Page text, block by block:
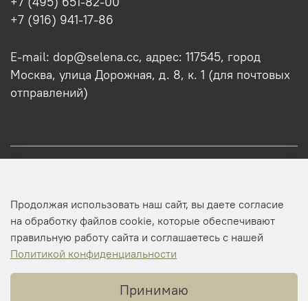
Оптовикам
Профиль
+7 (916) 941-17-86
E-mail: dop@selena.cc, адрес: 117545, город
Москва, улица Дорожная, д. 8, к. 1 (для почтовых
отправлений)
Продолжая использовать наш сайт, вы даете согласие
на обработку файлов cookie, которые обеспечивают
правильную работу сайта и соглашаетесь с нашей
Политикой конфиденциальности
Принимаю